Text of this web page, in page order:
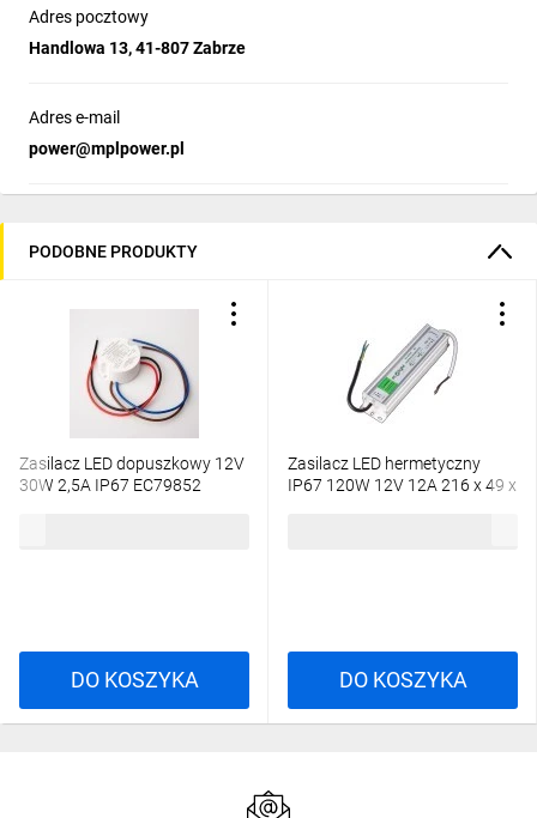
Adres pocztowy
Handlowa 13, 41-807 Zabrze
Adres e-mail
power@mplpower.pl
PODOBNE PRODUKTY
Zasilacz LED dopuszkowy 12V
30W 2,5A IP67 EC79852
DO KOSZYKA
Zasilacz LED hermetyczny
IP67 120W 12V 12A 216 x 49 x
DO KOSZYKA